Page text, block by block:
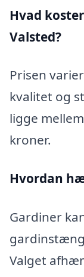
Hvad
Valsted?
Prisen
kvalitet og
ligge
kroner.
Hvordan
Gardiner
Valget